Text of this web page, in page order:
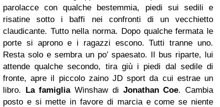
parolacce con qualche bestemmia, piedi sui sedili e
risatine sotto i baffi nei confronti di un vecchietto
claudicante. Tutto nella norma. Dopo qualche fermata le
porte si aprono e i ragazzi escono. Tutti tranne uno.
Resta solo e sembra un po’ spaesato. Il bus riparte, lui
attende qualche secondo, tira giù i piedi dal sedile di
fronte, apre il piccolo zaino JD sport da cui estrae un
libro. La famigliaWinshaw di Jonathan Coe. Cambia
posto e si mette in favore di marcia e come se niente